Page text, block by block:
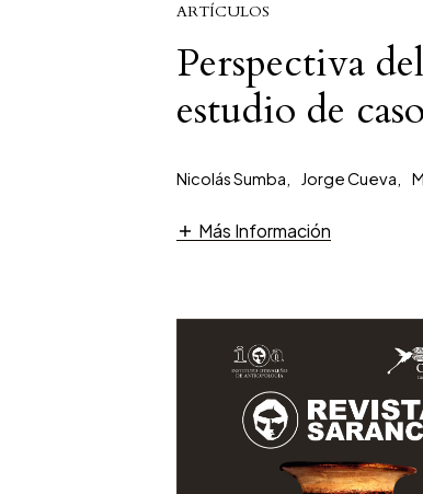
ARTÍCULOS
Perspectiva
estudio de
Nicolás Sumba, Jorge Cueva,
Más Información